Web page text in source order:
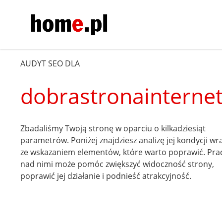
AUDYT SEO DLA
Zbadaliśmy Twoją stronę w oparciu o kilkadziesiąt
parametrów. Poniżej znajdziesz analizę jej kondycji
ze wskazaniem elementów, które warto poprawić.
nad nimi może pomóc zwiększyć widoczność strony,
poprawić jej działanie i podnieść atrakcyjność.